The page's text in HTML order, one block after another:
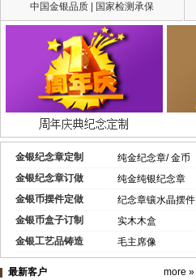
中国金银品质 | 国家检测承保
金银纪念章定制 纯金纪念章/ 金币
金银纪念章订做
纯金纯银纪念章
金银币摆件定做
纪念章镶水晶摆件
金银币盒子订制
实木木盒
金银工艺品铸造
毛主席像
最新客户 more »
中共XX省委组织部监制党徽
陕西省洋县中国最美油菜花海汉中旅游